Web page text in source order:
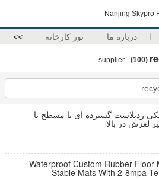
Nanjing Skypro
درباره ما تور کارخانه >>
(100)
ردپلاست گسترده ای یا مسطح با
لغزش در بالا
Waterproof Custom Rubber Floor
Stable Mats With 2-8mpa